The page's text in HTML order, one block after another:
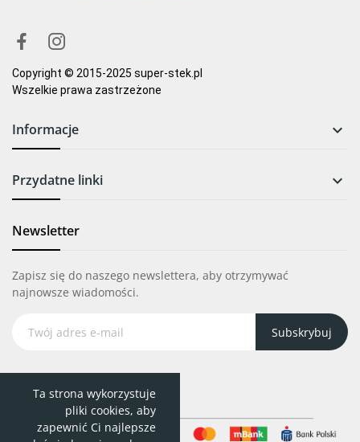
Copyright © 2015-2025 super-stek.pl
Wszelkie prawa zastrzeżone
Informacje 
Przydatne linki 
Newsletter
Zapisz się do naszego newslettera, aby otrzymywać
najnowsze wiadomości.
Subskrybuj
Ta strona wykorzystuje
pliki cookies, aby
zapewnić Ci najlepsze